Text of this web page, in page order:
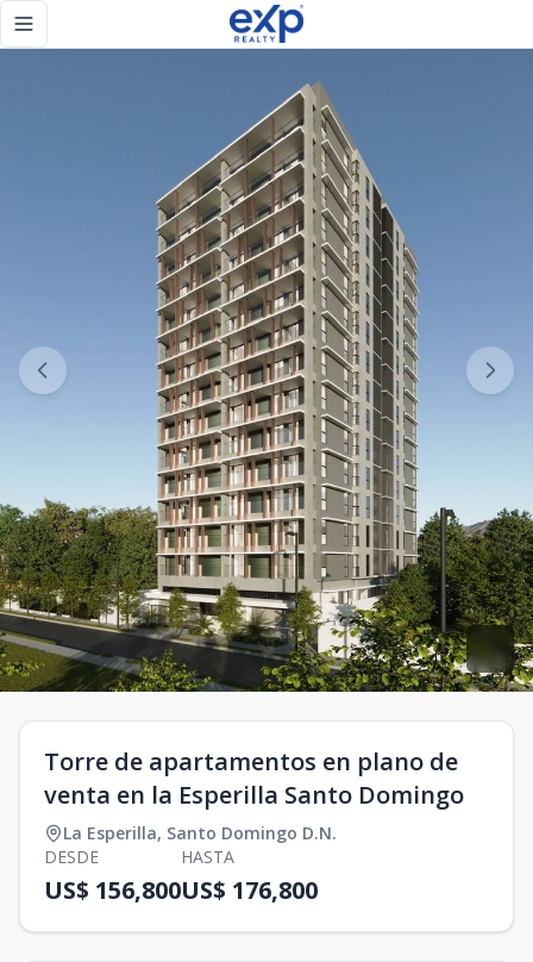
Toggle navigation menu
Torre de apartamentos en plano de
venta en la Esperilla Santo Domingo
La Esperilla, Santo Domingo D.N.
DESDE
US$ 156,800
HASTA
US$ 176,800
Torre de apartamentos en plano de venta en la Esperilla